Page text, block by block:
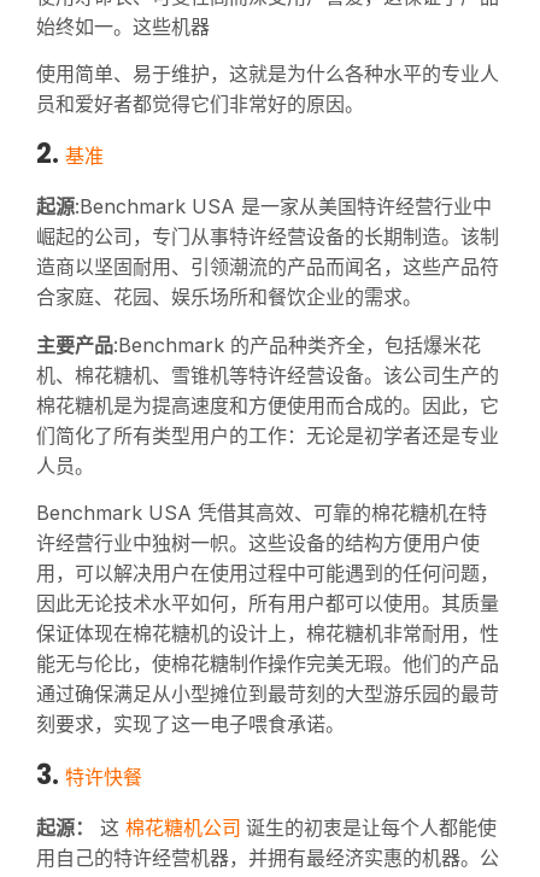
始终如一。这些机器
使用简单、易于维护，这就是为什么各种水平的专业人
员和爱好者都觉得它们非常好的原因。
2. 基准
起源:Benchmark USA 是一家从美国特许经营行业中
崛起的公司，专门从事特许经营设备的长期制造。该制
造商以坚固耐用、引领潮流的产品而闻名，这些产品符
合家庭、花园、娱乐场所和餐饮企业的需求。
主要产品:Benchmark 的产品种类齐全，包括爆米花
机、棉花糖机、雪锥机等特许经营设备。该公司生产的
棉花糖机是为提高速度和方便使用而合成的。因此，它
们简化了所有类型用户的工作：无论是初学者还是专业
人员。
Benchmark USA 凭借其高效、可靠的棉花糖机在特
许经营行业中独树一帜。这些设备的结构方便用户使
用，可以解决用户在使用过程中可能遇到的任何问题，
因此无论技术水平如何，所有用户都可以使用。其质量
保证体现在棉花糖机的设计上，棉花糖机非常耐用，性
能无与伦比，使棉花糖制作操作完美无瑕。他们的产品
通过确保满足从小型摊位到最苛刻的大型游乐园的最苛
刻要求，实现了这一电子喂食承诺。
3. 特许快餐
起源： 这 棉花糖机公司 诞生的初衷是让每个人都能使
用自己的特许经营机器，并拥有最经济实惠的机器。公